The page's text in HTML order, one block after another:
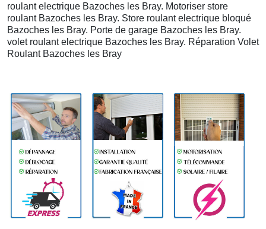
roulant electrique Bazoches les Bray. Motoriser store
roulant Bazoches les Bray. Store roulant electrique bloqué
Bazoches les Bray. Porte de garage Bazoches les Bray.
volet roulant electrique Bazoches les Bray. Réparation Volet
Roulant Bazoches les Bray